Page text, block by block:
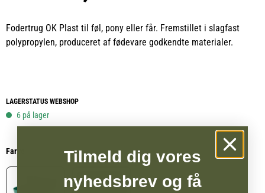
Fodertrug OK Plast til føl, pony eller får. Fremstillet i slagfast
polypropylen, produceret af fødevare godkendte materialer.
LAGERSTATUS WEBSHOP
6 på lager
Farve
Tilmeld dig vores
nyhedsbrev og få